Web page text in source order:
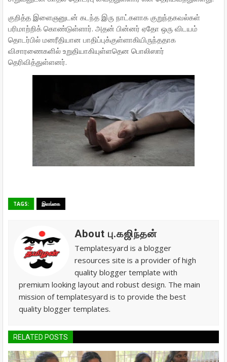
குறித்த இளைஞனுடன் கடந்த இரு நாட்களாக குறுந்தகவல்கள்
பரிமாற்றிக் கொண்டுள்ளார். அதன் பின்னர் ஏதோ ஒரு விடயம்
தொடர்பில் மனரீதியான பாதிப்புக்குள்ளாகியிருந்ததாக
விசாரணைகளில் உறுதியாகியுள்ளதென பொலிஸார்
தெரிவித்துள்ளனர்.
TAGS: இலங்கை
About பு.கஜிந்தன்
Templatesyard is a blogger
resources site is a provider of high
quality blogger template with
premium looking layout and robust design. The main
mission of templatesyard is to provide the best
quality blogger templates.
RELATED POSTS